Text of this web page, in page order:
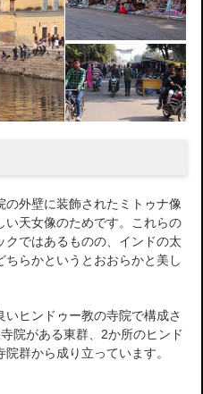
の外壁に装飾されたミトゥナ像
い天女像のためです。これらの
ではあるものの、インドの太
らかというとおおらかと美し
ヒンドゥー教の寺院で構成さ
院がある東群、2か所のヒンド
群から成り立っています。